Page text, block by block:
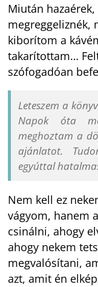
Miután hazaérek,
megreggeliznék,
kiborítom a
takarítottam…
szófogadóan
Leteszem a
Napok óta
meghoztam a
ajánlatot.
egyúttal
Nem kell ez
vágyom, hanem
csinálni, ahogy
ahogy nekem
megvalósítani,
azt, amit én